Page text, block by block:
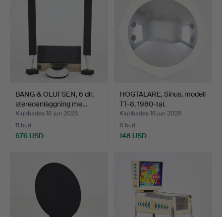
BANG & OLUFSEN, 6 dlr,
stereoanläggning me…
Klubbades 18 jun 2025
11 bud
676 USD
HÖGTALARE, Sinus, modell
TT-8, 1980-tal.
Klubbades 16 jun 2025
8 bud
148 USD